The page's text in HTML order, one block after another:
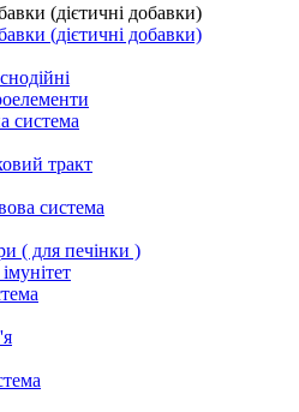
(дієтичні добавки)
(дієтичні добавки)
система
тракт
система
( для печінки )